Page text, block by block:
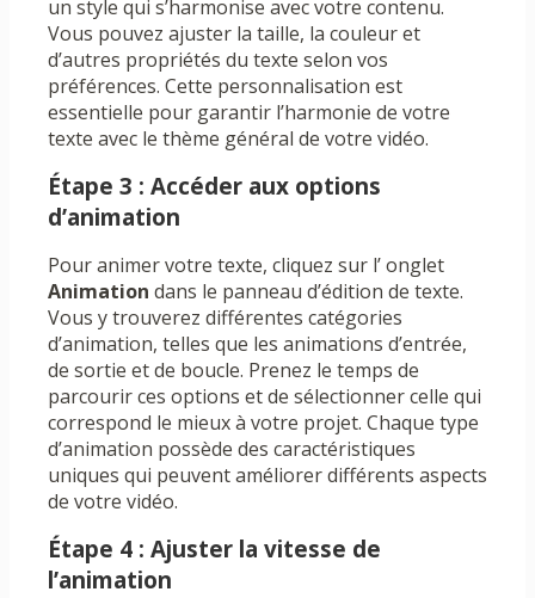
un style qui s’harmonise avec votre contenu.
Vous pouvez ajuster la taille, la couleur et
d’autres propriétés du texte selon vos
préférences. Cette personnalisation est
essentielle pour garantir l’harmonie de votre
texte avec le thème général de votre vidéo.
Étape 3 : Accéder aux options
d’animation
Pour animer votre texte, cliquez sur l’ onglet
Animation dans le panneau d’édition de texte.
Vous y trouverez différentes catégories
d’animation, telles que les animations d’entrée,
de sortie et de boucle. Prenez le temps de
parcourir ces options et de sélectionner celle qui
correspond le mieux à votre projet. Chaque type
d’animation possède des caractéristiques
uniques qui peuvent améliorer différents aspects
de votre vidéo.
Étape 4 : Ajuster la vitesse de
l’animation